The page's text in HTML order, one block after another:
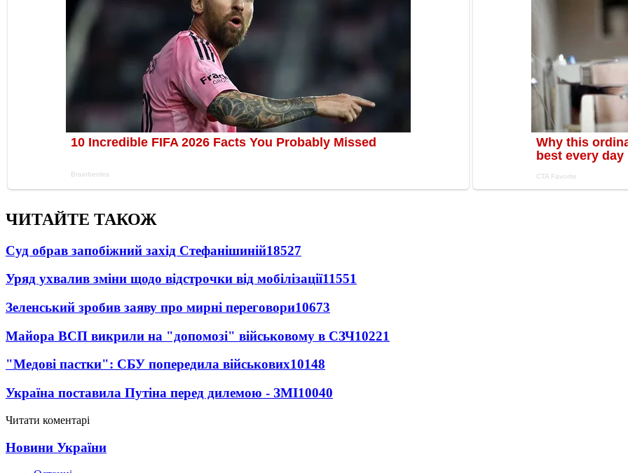
ЧИТАЙТЕ ТАКОЖ
Суд обрав запобіжний захід Стефанішиній18527
Уряд ухвалив зміни щодо відстрочки від мобілізації11551
Зеленський зробив заяву про мирні переговори10673
Майора ВСП викрили на "допомозі" військовому в СЗЧ10221
"Медові пастки": СБУ попередила військових10148
Україна поставила Путіна перед дилемою - ЗМІ10040
Читати коментарі
Новини України